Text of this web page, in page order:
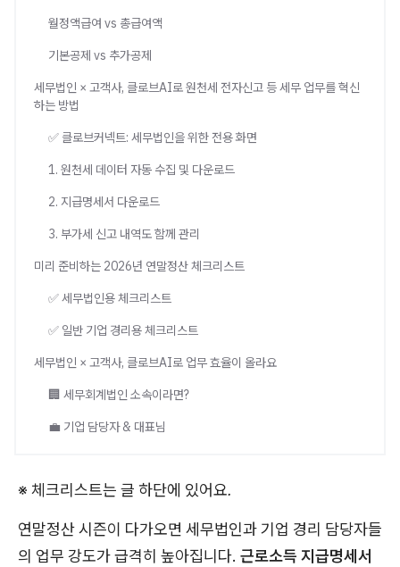
월정액급여 vs 총급여액
기본공제 vs 추가공제
세무법인 × 고객사, 클로브AI로 원천세 전자신고 등 세무 업무를 혁신
하는 방법
✅ 클로브커넥트: 세무법인을 위한 전용 화면
1. 원천세 데이터 자동 수집 및 다운로드
2. 지급명세서 다운로드
3. 부가세 신고 내역도 함께 관리
미리 준비하는 2026년 연말정산 체크리스트
✅ 세무법인용 체크리스트
✅ 일반 기업 경리용 체크리스트
세무법인 × 고객사, 클로브AI로 업무 효율이 올라요
🏢 세무회계법인 소속이라면?
💼 기업 담당자 & 대표님
※ 체크리스트는 글 하단에 있어요.
연말정산 시즌이 다가오면 세무법인과 기업 경리 담당자들
의 업무 강도가 급격히 높아집니다. 근로소득 지급명세서